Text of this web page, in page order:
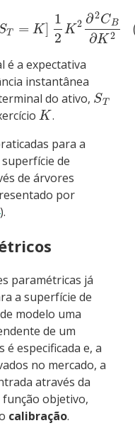
T = K ]
1
2
K 2 ∂2CB
∂K 2
é a expectativa
instantânea
do ativo, ST
K .
para a
de
de árvores
por
).
paramétricas já
a superfície de
modelo uma
de um
especificada e, a
no mercado, a
através da
função objetivo,
calibração.